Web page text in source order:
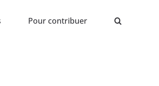
Pour contribuer